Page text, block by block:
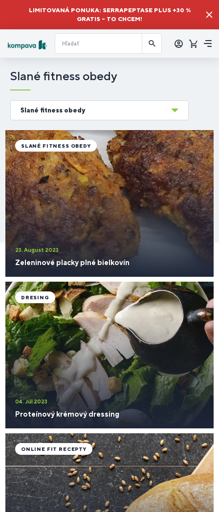
LIMITOVANÁ PONUKA: SERRAPEPTASE PLUS +30 %
GRATIS – TO CHCEM!
sa
Košík
Slané fitness obedy
Slané fitness obedy
23. August 2023
Zeleninové placky plné bielkovín
SLANÉ FITNESS OBEDY
04. Júl 2023
Proteínový krémový dressing
DRESING
ONLINE FIT RECEPTY